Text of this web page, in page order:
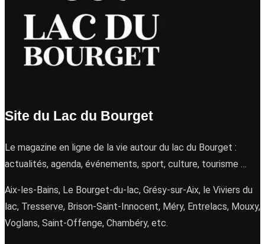
Site du Lac du Bourget
Le magazine en ligne de la vie autour du lac du Bourget :
actualités, agenda, événements, sport, culture, tourisme …
Aix-les-Bains, Le Bourget-du-lac, Grésy-sur-Aix, le Viviers du
lac, Tresserve, Brison-Saint-Innocent, Méry, Entrelacs, Mouxy,
Voglans, Saint-Offenge, Chambéry, etc.